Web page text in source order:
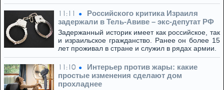
11:11
Российского критика Израиля
задержали в Тель-Авиве – экс-депутат РФ
Задержанный историк имеет как российское, так
и израильское гражданство. Ранее он более 15
лет проживал в стране и служил в рядах армии.
11:10
Интерьер против жары: какие
простые изменения сделают дом
прохладнее